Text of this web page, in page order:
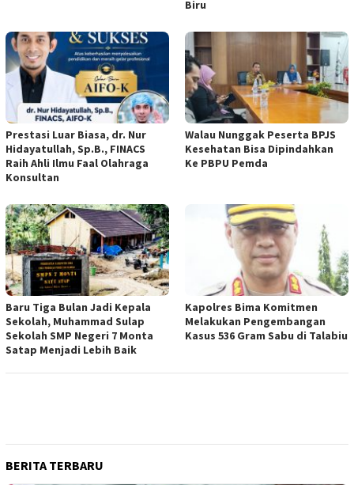
Biru
Prestasi Luar Biasa, dr. Nur
Hidayatullah, Sp.B., FINACS
Raih Ahli Ilmu Faal Olahraga
Konsultan
Walau Nunggak Peserta BPJS
Kesehatan Bisa Dipindahkan
Ke PBPU Pemda
Baru Tiga Bulan Jadi Kepala
Sekolah, Muhammad Sulap
Sekolah SMP Negeri 7 Monta
Satap Menjadi Lebih Baik
Kapolres Bima Komitmen
Melakukan Pengembangan
Kasus 536 Gram Sabu di Talabiu
BERITA TERBARU